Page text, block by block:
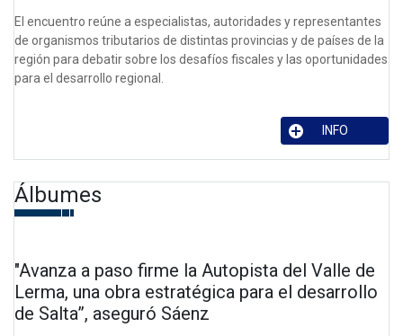
El encuentro reúne a especialistas, autoridades y representantes
de organismos tributarios de distintas provincias y de países de la
región para debatir sobre los desafíos fiscales y las oportunidades
para el desarrollo regional.
INFO
Álbumes
"Avanza a paso firme la Autopista del Valle de
Lerma, una obra estratégica para el desarrollo
de Salta”, aseguró Sáenz